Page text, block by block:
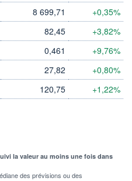
8 699,71 +0,35%
82,45 +3,82%
0,461 +9,76%
27,82 +0,80%
120,75 +1,22%
la valeur au moins une fois dans
des prévisions ou des